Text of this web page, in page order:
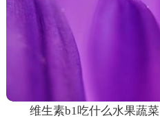
维生素b1吃什么水果蔬菜